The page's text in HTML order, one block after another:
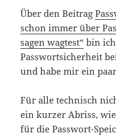
Über den Beitrag
schon immer über
sagen wagtest“ bin
Passwortsicherheit
und habe mir ein
Für alle technisch
ein kurzer Abriss,
für die Passwort-